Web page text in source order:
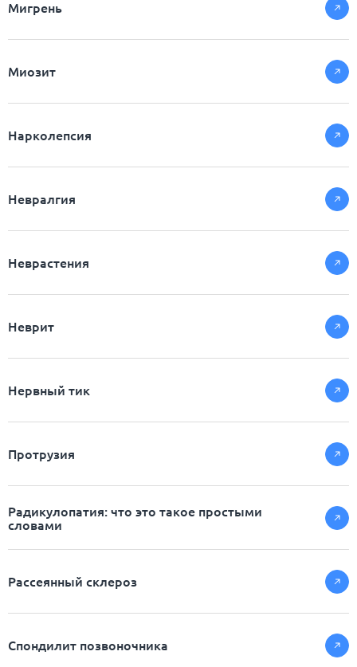
Мигрень
Миозит
Нарколепсия
Невралгия
Неврастения
Неврит
Нервный тик
Протрузия
Радикулопатия: что это такое простыми
словами
Рассеянный склероз
Спондилит позвоночника